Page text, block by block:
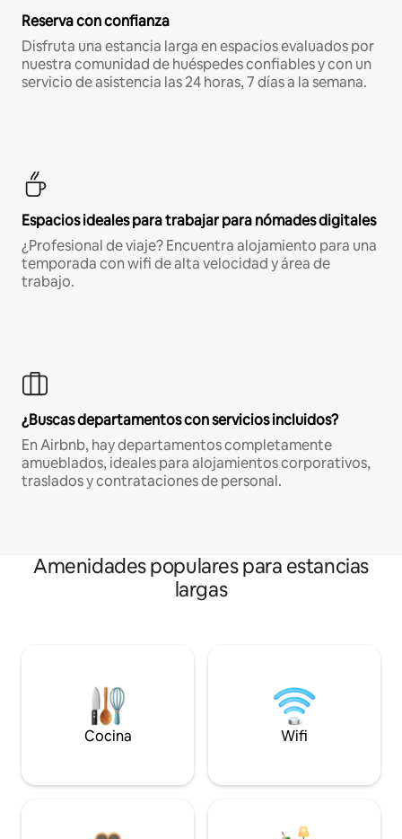
Reserva con confianza
Disfruta una estancia larga en espacios evaluados por
nuestra comunidad de huéspedes confiables y con un
servicio de asistencia las 24 horas, 7 días a la semana.
Espacios ideales para trabajar para nómades digitales
¿Profesional de viaje? Encuentra alojamiento para una
temporada con wifi de alta velocidad y área de
trabajo.
¿Buscas departamentos con servicios incluidos?
En Airbnb, hay departamentos completamente
amueblados, ideales para alojamientos corporativos,
traslados y contrataciones de personal.
Amenidades populares para estancias
largas
Cocina Wifi